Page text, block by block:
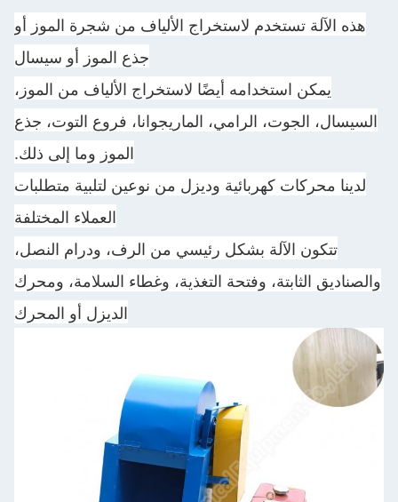
هذه الآلة تستخدم لاستخراج الألياف من شجرة الموز أو
جذع الموز أو سيسال
يمكن استخدامه أيضًا لاستخراج الألياف من الموز،
السيسال، الجوت، الرامي، الماريجوانا، فروع التوت، جذع
الموز وما إلى ذلك.
لدينا محركات كهربائية وديزل من نوعين لتلبية متطلبات
العملاء المختلفة
تتكون الآلة بشكل رئيسي من الرف، ودرام النصل،
والصناديق الثابتة، وفتحة التغذية، وغطاء السلامة، ومحرك
الديزل أو المحرك